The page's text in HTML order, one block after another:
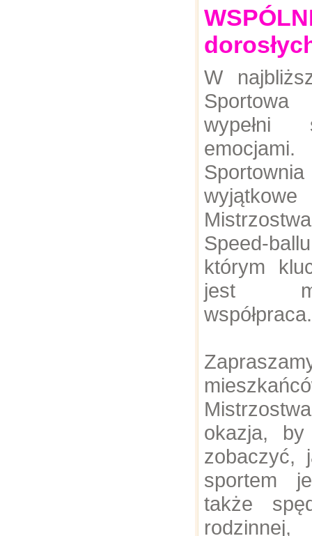
W
wypełni
Speed-
którym
jest
współpraca.
okazja,
zobaczyć,
sportem
także